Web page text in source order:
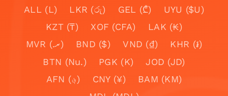
ALL (L)
LKR (රු) GEL (₾)
UYU ($U)
KZT (₸)
XOF (CFA)
LAK (₭)
MVR (.ރ)
BND ($) VND (₫)
KHR (៛)
BTN (Nu.)
PGK (K)
JOD (JD)
AFN (؋)
CNY (¥)
BAM (KM)